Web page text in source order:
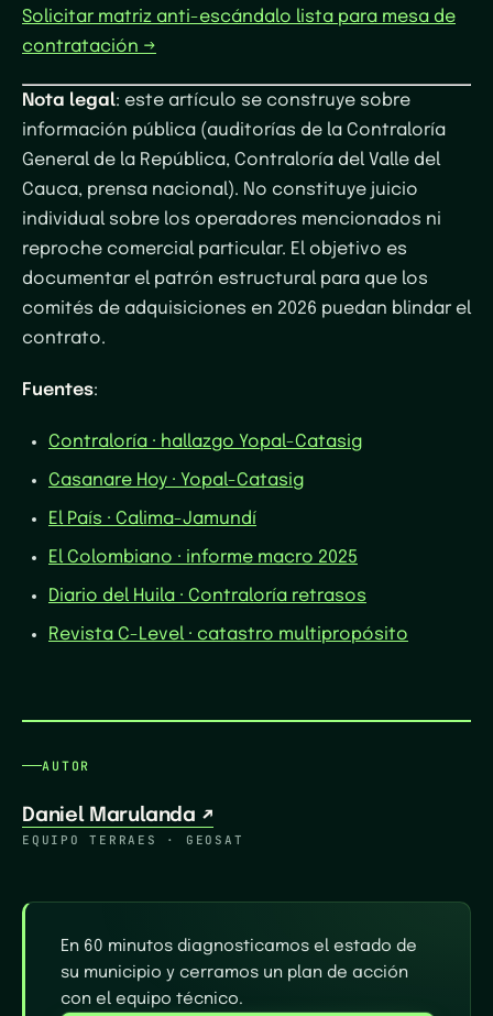
Solicitar matriz anti-escándalo lista para mesa de
contratación →
Nota legal: este artículo se construye sobre
información pública (auditorías de la Contraloría
General de la República, Contraloría del Valle del
Cauca, prensa nacional). No constituye juicio
individual sobre los operadores mencionados ni
reproche comercial particular. El objetivo es
documentar el patrón estructural para que los
comités de adquisiciones en 2026 puedan blindar el
contrato.
Fuentes:
Contraloría · hallazgo Yopal-Catasig
Casanare Hoy · Yopal-Catasig
El País · Calima-Jamundí
El Colombiano · informe macro 2025
Diario del Huila · Contraloría retrasos
Revista C-Level · catastro multipropósito
AUTOR
Daniel Marulanda ↗
EQUIPO TERRAES · GEOSAT
En 60 minutos diagnosticamos el estado de
su municipio y cerramos un plan de acción
con el equipo técnico.